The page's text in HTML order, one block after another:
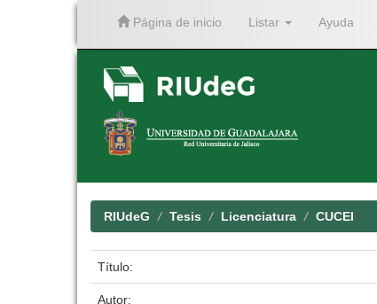
Página de inicio Listar Ayuda
RIUdeG Tesis Licenciatura CUCEI
Título:
Autor: